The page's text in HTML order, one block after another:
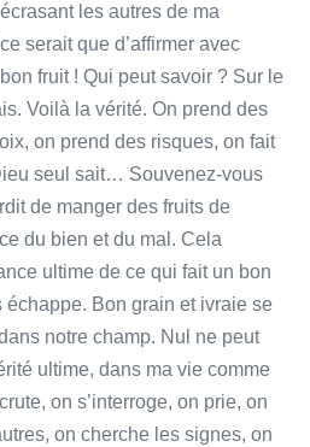
les autres de ma
serait que d’affirmer avec
fruit ! Qui peut savoir ? Sur le
Voilà la vérité. On prend des
on prend des risques, on fait
seul sait… Souvenez-vous
de manger des fruits de
du bien et du mal. Cela
ultime de ce qui fait un bon
Bon grain et ivraie se
notre champ. Nul ne peut
ultime, dans ma vie comme
on s’interroge, on prie, on
on cherche les signes, on